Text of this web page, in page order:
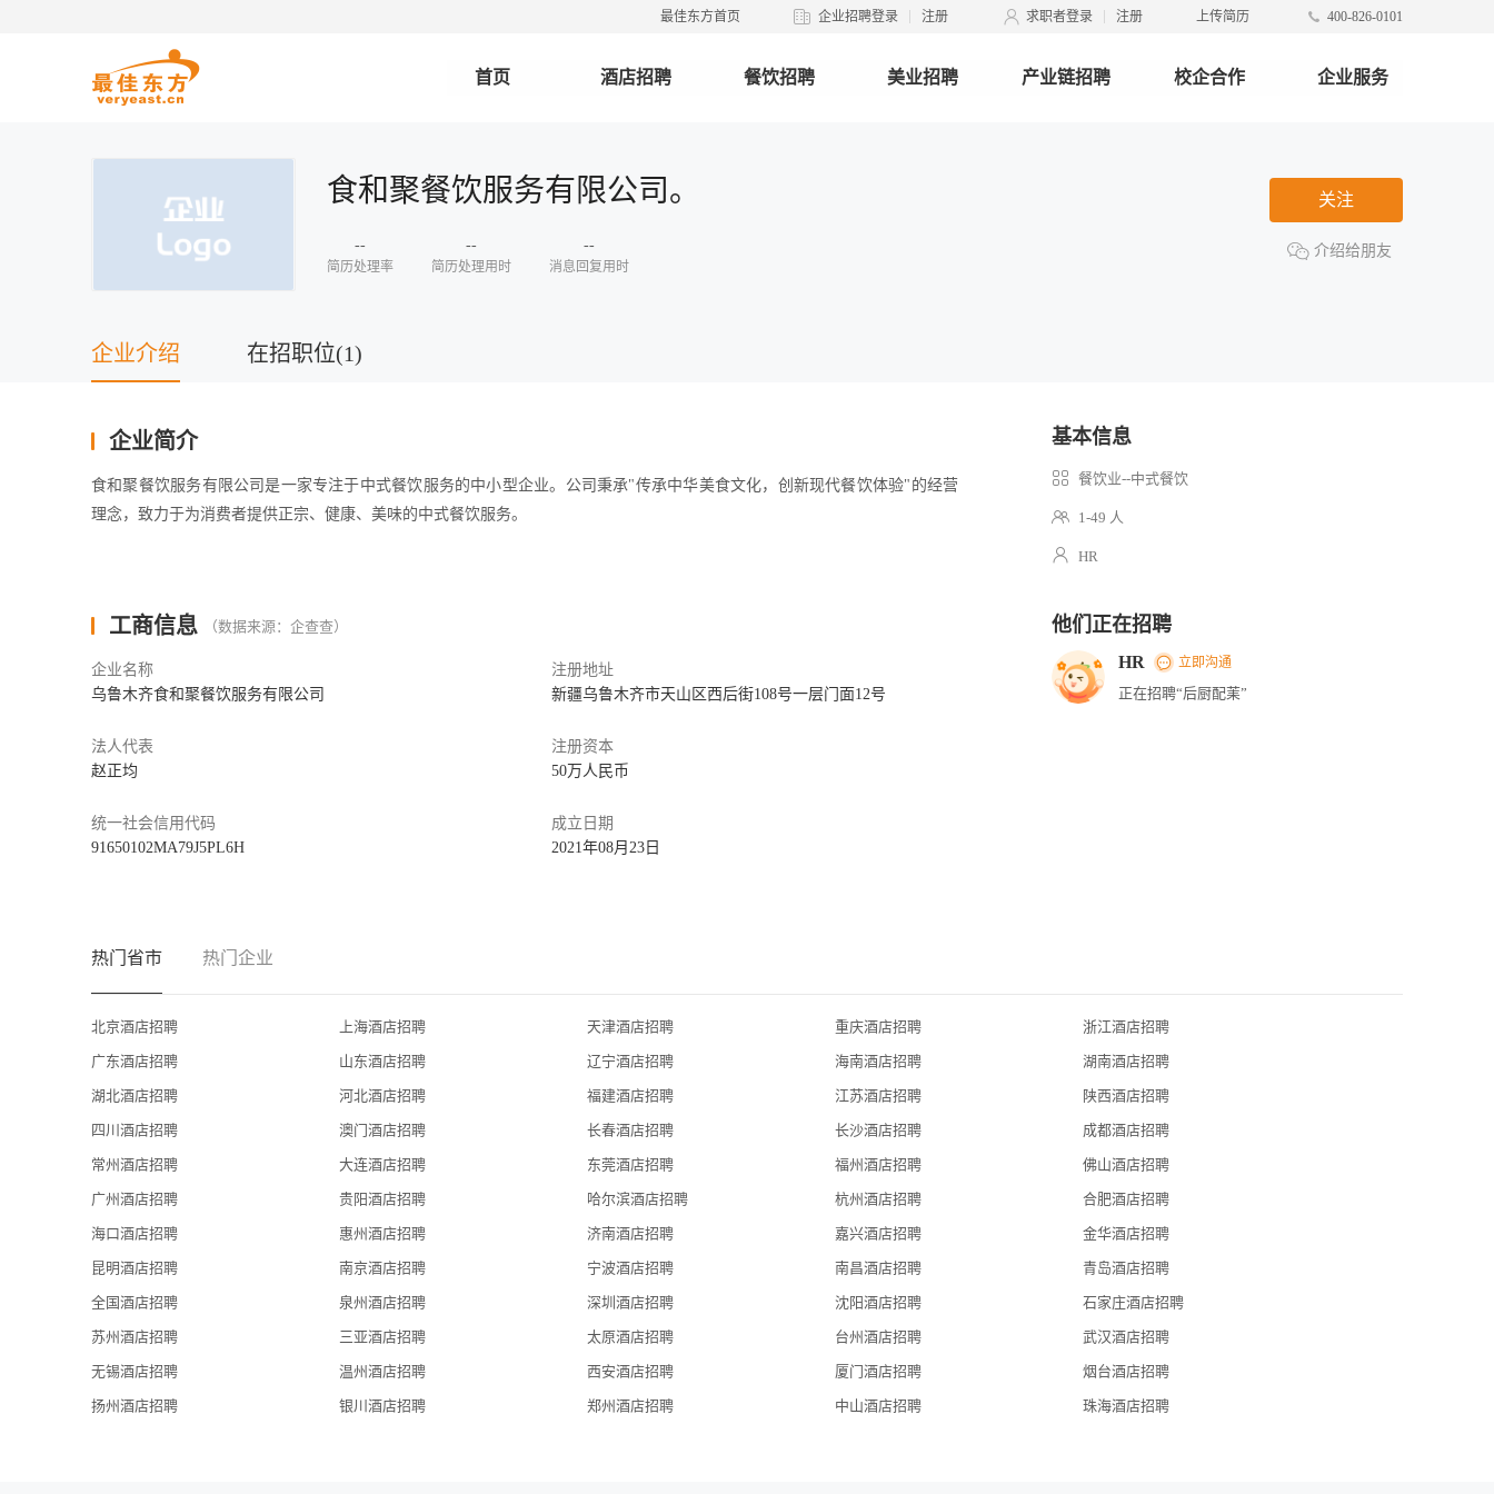
最佳东方首页 企业招聘登录 注册 求职者登录 注册 上传简历 400-826-0101
首页 酒店招聘 餐饮招聘 美业招聘 产业链招聘 校企合作 企业服务
食和聚餐饮服务有限公司。
--
简历处理率
--
简历处理用时
--
消息回复用时
关注
介绍给朋友
企业介绍 在招职位(1)
企业简介
食和聚餐饮服务有限公司是一家专注于中式餐饮服务的中小型企业。公司秉承"传承中华美食文化，创新现代餐饮体验"的经营
理念，致力于为消费者提供正宗、健康、美味的中式餐饮服务。
工商信息 （数据来源：企查查）
企业名称
乌鲁木齐食和聚餐饮服务有限公司
注册地址
新疆乌鲁木齐市天山区西后街108号一层门面12号
法人代表
赵正均
注册资本
50万人民币
统一社会信用代码
91650102MA79J5PL6H
成立日期
2021年08月23日
基本信息
餐饮业--中式餐饮
1-49 人
HR
他们正在招聘
HR 立即沟通
正在招聘“后厨配䒹”
热门省市 热门企业
北京酒店招聘 上海酒店招聘 天津酒店招聘 重庆酒店招聘 浙江酒店招聘
广东酒店招聘 山东酒店招聘 辽宁酒店招聘 海南酒店招聘 湖南酒店招聘
湖北酒店招聘 河北酒店招聘 福建酒店招聘 江苏酒店招聘 陕西酒店招聘
四川酒店招聘 澳门酒店招聘 长春酒店招聘 长沙酒店招聘 成都酒店招聘
常州酒店招聘 大连酒店招聘 东莞酒店招聘 福州酒店招聘 佛山酒店招聘
广州酒店招聘 贵阳酒店招聘 哈尔滨酒店招聘 杭州酒店招聘 合肥酒店招聘
海口酒店招聘 惠州酒店招聘 济南酒店招聘 嘉兴酒店招聘 金华酒店招聘
昆明酒店招聘 南京酒店招聘 宁波酒店招聘 南昌酒店招聘 青岛酒店招聘
全国酒店招聘 泉州酒店招聘 深圳酒店招聘 沈阳酒店招聘 石家庄酒店招聘
苏州酒店招聘 三亚酒店招聘 太原酒店招聘 台州酒店招聘 武汉酒店招聘
无锡酒店招聘 温州酒店招聘 西安酒店招聘 厦门酒店招聘 烟台酒店招聘
扬州酒店招聘 银川酒店招聘 郑州酒店招聘 中山酒店招聘 珠海酒店招聘